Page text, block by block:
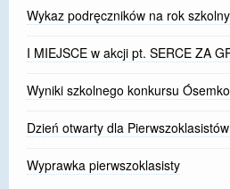
Wykaz podręczników na rok
I MIEJSCE w akcji pt. SERCE ZA
Wyniki szkolnego konkursu
Dzień otwarty dla Pierwszoklasistów
Wyprawka pierwszoklasisty